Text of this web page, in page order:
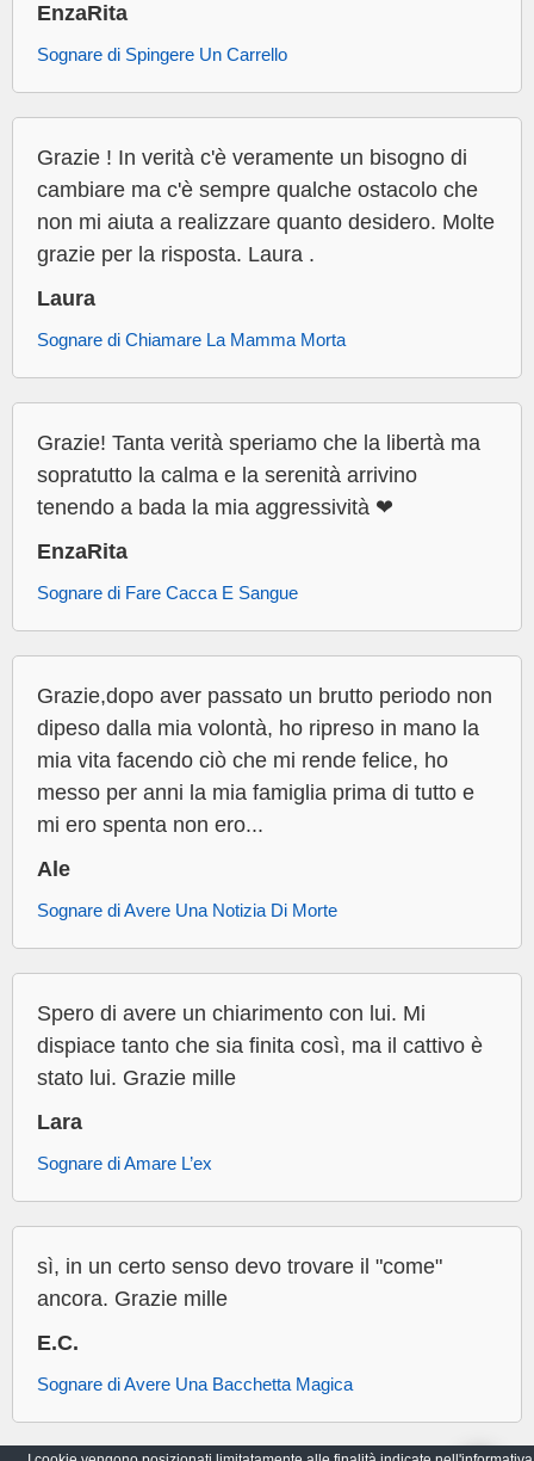
EnzaRita
Sognare di Spingere Un Carrello
Grazie ! In verità c'è veramente un bisogno di
cambiare ma c'è sempre qualche ostacolo che
non mi aiuta a realizzare quanto desidero. Molte
grazie per la risposta. Laura .
Laura
Sognare di Chiamare La Mamma Morta
Grazie! Tanta verità speriamo che la libertà ma
sopratutto la calma e la serenità arrivino
tenendo a bada la mia aggressività ❤
EnzaRita
Sognare di Fare Cacca E Sangue
Grazie,dopo aver passato un brutto periodo non
dipeso dalla mia volontà, ho ripreso in mano la
mia vita facendo ciò che mi rende felice, ho
messo per anni la mia famiglia prima di tutto e
mi ero spenta non ero...
Ale
Sognare di Avere Una Notizia Di Morte
Spero di avere un chiarimento con lui. Mi
dispiace tanto che sia finita così, ma il cattivo è
stato lui. Grazie mille
Lara
Sognare di Amare L’ex
sì, in un certo senso devo trovare il "come"
ancora. Grazie mille
E.C.
Sognare di Avere Una Bacchetta Magica